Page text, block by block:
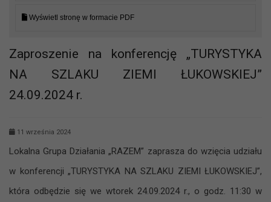
Wyświetl stronę w formacie PDF
Zaproszenie na konferencję „TURYSTYKA
NA SZLAKU ZIEMI ŁUKOWSKIEJ”
24.09.2024 r.
11 września 2024
Lokalna Grupa Działania „RAZEM” zaprasza do wzięcia udziału
w konferencji „TURYSTYKA NA SZLAKU ZIEMI ŁUKOWSKIEJ”,
która odbędzie się we wtorek 24.09.2024 r., o godz. 11:30 w